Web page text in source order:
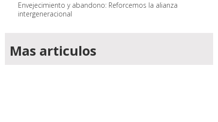
Envejecimiento y abandono: Reforcemos la alianza
intergeneracional
Mas articulos